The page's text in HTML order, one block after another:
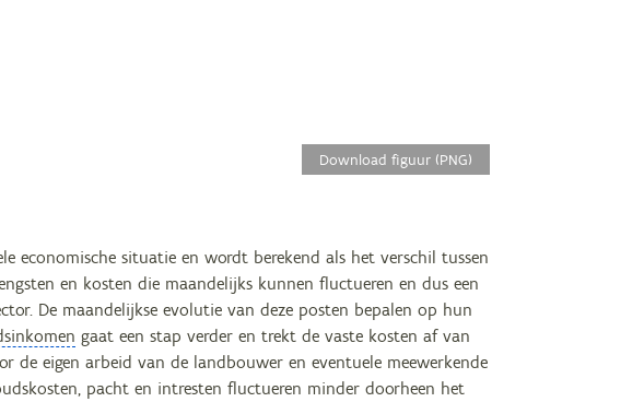
Download figuur (PNG)
economische situatie en wordt berekend als het verschil tussen
en kosten die maandelijks kunnen fluctueren en dus een
De maandelijkse evolutie van deze posten bepalen op hun
gaat een stap verder en trekt de vaste kosten af van
eigen arbeid van de landbouwer en eventuele meewerkende
pacht en intresten fluctueren minder doorheen het